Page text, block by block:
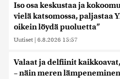
Iso osa keskustaa ja
vielä katsomossa, paljastaa
oikein löydä puoluetta”
Uutiset | 6.8.2026 15:57
Valaat ja delfiinit
– näin meren